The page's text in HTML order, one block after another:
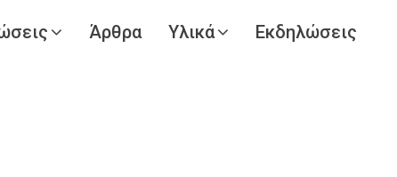
Άρθρα Υλικά Εκδηλώσεις